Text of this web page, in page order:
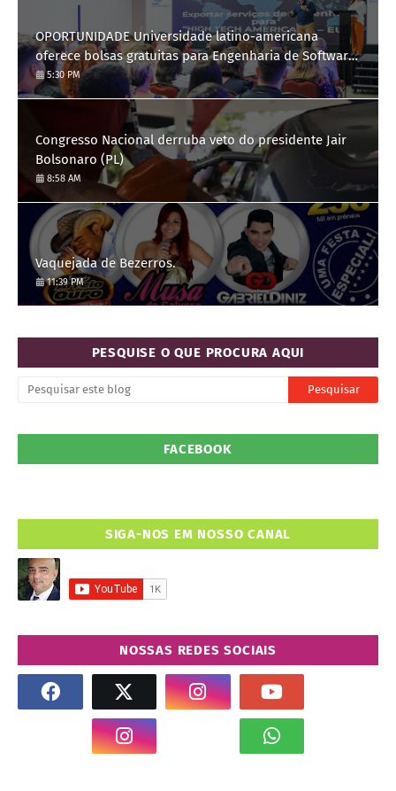
OPORTUNIDADE Universidade latino-americana
oferece bolsas gratuitas para Engenharia de Software;
saiba como se candidatar
5:30 PM
Congresso Nacional derruba veto do presidente Jair
Bolsonaro (PL)
8:58 AM
Vaquejada de Bezerros.
11:39 PM
PESQUISE O QUE PROCURA AQUI
FACEBOOK
SIGA-NOS EM NOSSO CANAL
NOSSAS REDES SOCIAIS